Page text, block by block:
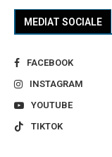
MEDIAT SOCIALE
FACEBOOK
INSTAGRAM
YOUTUBE
TIKTOK